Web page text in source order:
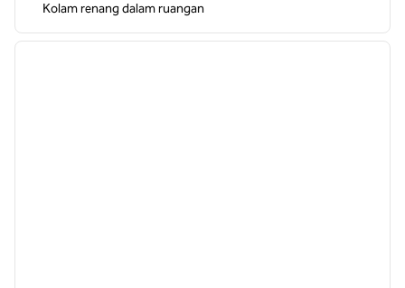
Kolam renang dalam ruangan
1 dari 12